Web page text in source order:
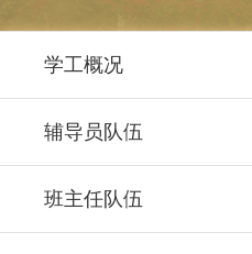
学工概况
辅导员队伍
班主任队伍